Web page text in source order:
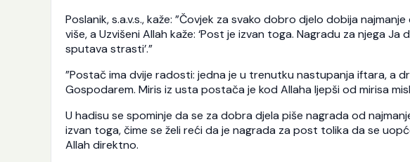
Poslanik, s.a.v.s., kaže: ”Čovjek za svako dobro djelo dobija
više, a Uzvišeni Allah kaže: ‘Post je izvan toga. Nagradu za njega
sputava strasti’.”
”Postač ima dvije radosti: jedna je u trenutku nastupanja iftara, a
Gospodarem. Miris iz usta postača je kod Allaha ljepši od mirisa
U hadisu se spominje da se za dobra djela piše nagrada od
izvan toga, čime se želi reći da je nagrada za post tolika da se
Allah direktno.